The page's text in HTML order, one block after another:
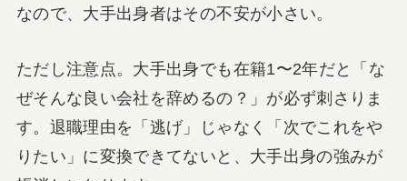
なので、大手出身者はその不安が小さい。
ただし注意点。大手出身でも在籍1〜2年だと「な
ぜそんな良い会社を辞めるの？」が必ず刺さりま
す。退職理由を「逃げ」じゃなく「次でこれをや
りたい」に変換できてないと、大手出身の強みが